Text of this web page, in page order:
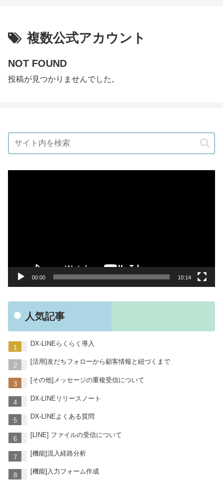
複数公式アカウント
NOT FOUND
投稿が見つかりませんでした。
00:00 10:14
人気記事
DX-LINEらくらく導入
[活用]友だちフォローから顧客情報と紐づくまで
[その他]メッセージの重複受信について
DX-LINEリリースノート
DX-LINEよくある質問
[LINE] ファイルの受信について
[機能]流入経路分析
[機能]入力フォーム作成